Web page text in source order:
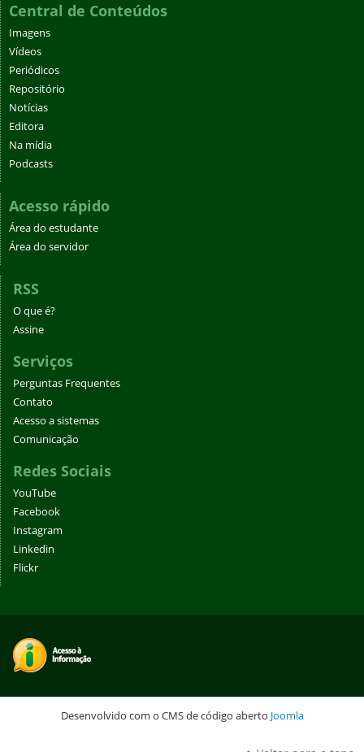
Central de Conteúdos
Imagens
Vídeos
Periódicos
Repositório
Notícias
Editora
Na mídia
Podcasts
Acesso rápido
Área do estudante
Área do servidor
RSS
O que é?
Assine
Serviços
Perguntas Frequentes
Contato
Acesso a sistemas
Comunicação
Redes Sociais
YouTube
Facebook
Instagram
Linkedin
Flickr
Desenvolvido com o CMS de código aberto Joomla